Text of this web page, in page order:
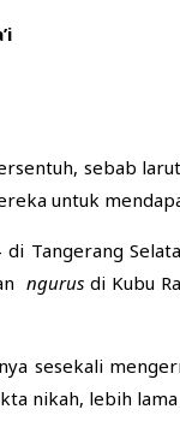
sebab
untuk
di Tangerang
ngurus di Kubu
sesekali
nikah, lebih